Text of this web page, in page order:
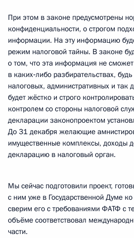
При этом в законе предусмотрены
конфиденциальности, о строгом
информации. На эту информацию
режим налоговой тайны. В законе
о том, что эта информация не
в каких‑либо разбирательствах,
налоговых, административных и так
будет жёстко и строго
контролем со стороны налоговой
декларации законопроектом
До 31 декабря желающие
имущественные комплексы, доходы
декларацию в налоговый орган.
Мы сейчас подготовили проект,
с ним уже в Государственной Думе
сверим его с требованиями ФАТФ с
объёме соответствовал
части.